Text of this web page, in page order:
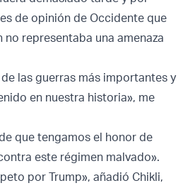
de opinión de Occidente que
no representaba una amenaza
las guerras más importantes y
en nuestra historia», me
que tengamos el honor de
este régimen malvado».
por Trump», añadió Chikli,